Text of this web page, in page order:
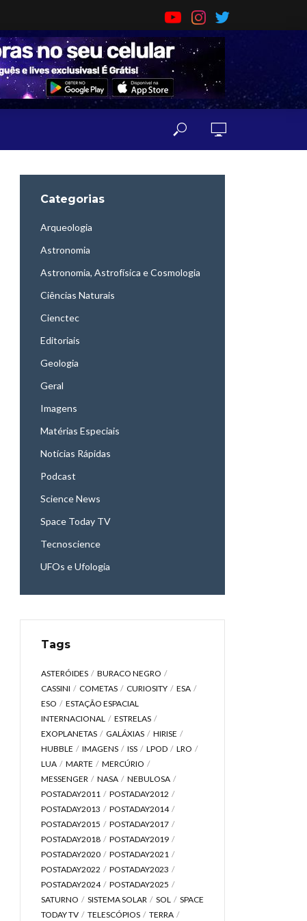
Categorias
Arqueologia
Astronomia
Astronomia, Astrofísica e Cosmologia
Ciências Naturais
Cienctec
Editoriais
Geologia
Geral
Imagens
Matérias Especiais
Notícias Rápidas
Podcast
Science News
Space Today TV
Tecnoscience
UFOs e Ufologia
Tags
ASTERÓIDES
BURACO NEGRO
CASSINI
COMETAS CURIOSITY
ESA
ESO
ESTAÇÃO ESPACIAL
INTERNACIONAL
ESTRELAS
EXOPLANETAS
GALÁXIAS
HIRISE
HUBBLE
IMAGENS ISS LPOD
LRO
LUA
MARTE
MERCÚRIO
MESSENGER
NASA
NEBULOSA
POSTADAY2011
POSTADAY2012
POSTADAY2013
POSTADAY2014
POSTADAY2015
POSTADAY2017
POSTADAY2018
POSTADAY2019
POSTADAY2020
POSTADAY2021
POSTADAY2022
POSTADAY2023
POSTADAY2024
POSTADAY2025
SATURNO
SISTEMA SOLAR SOL
SPACE
TODAY TV
TELESCÓPIOS TERRA